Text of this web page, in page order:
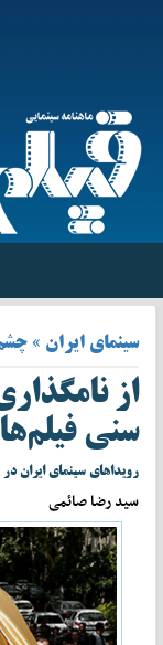
سینمای ایران »
از
سنی فیلم‌ها
رویداهای سینمای ایران
سید رضا صائمی